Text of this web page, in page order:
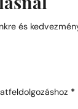
és
*